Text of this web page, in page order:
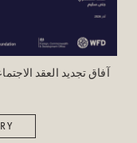
آفاق تجدید العقد